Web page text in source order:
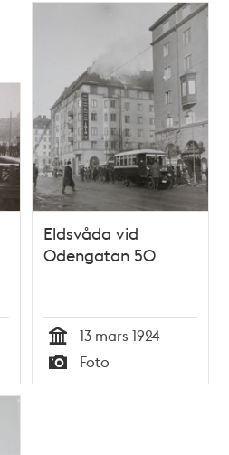
Eldsvåda vid
Odengatan 50
Tid
13 mars 1924
Typ
Foto